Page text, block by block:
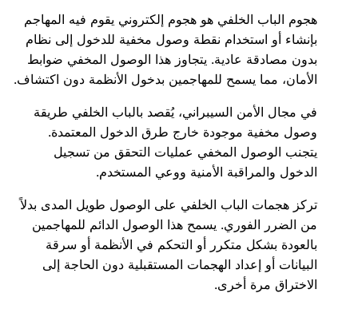
هجوم الباب الخلفي هو هجوم إلكتروني يقوم فيه المهاجم
بإنشاء أو استخدام نقطة وصول مخفية للدخول إلى نظام
بدون مصادقة عادية. يتجاوز هذا الوصول المخفي ضوابط
الأمان، مما يسمح للمهاجمين بدخول الأنظمة دون اكتشاف.
في مجال الأمن السيبراني، يُقصد بالباب الخلفي طريقة
وصول مخفية موجودة خارج طرق الدخول المعتمدة.
يتجنب الوصول المخفي عمليات التحقق من تسجيل
الدخول والمراقبة الأمنية ووعي المستخدم.
تركز هجمات الباب الخلفي على الوصول طويل المدى بدلاً
من الضرر الفوري. يسمح هذا الوصول الدائم للمهاجمين
بالعودة بشكل متكرر أو التحكم في الأنظمة أو سرقة
البيانات أو إعداد الهجمات المستقبلية دون الحاجة إلى
الاختراق مرة أخرى.